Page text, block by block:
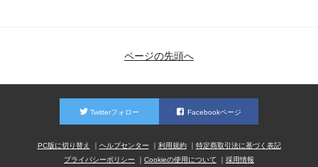
ページの先頭へ
Twitterフォロー Facebookページ
PC版に切り替え ヘルプセンター 利用規約
特定商取引法に基づく表記
プライバシーポリシー
Cookieの使用について 採用情報